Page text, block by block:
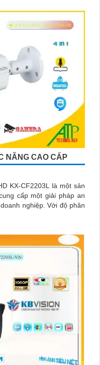
NĂNG CAO CẤP
KX-CF2203L là một sản
cấp một giải pháp an
Với độ phân